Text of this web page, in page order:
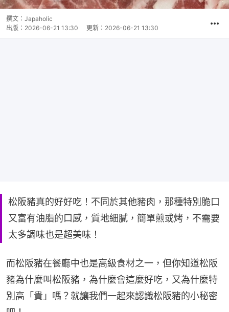
撰文： Japaholic
出版： 2026-06-21 13:30 更新： 2026-06-21 13:30
松阪豬真的好好吃！不同於其他豬肉，那種特別脆口
又富有油脂的口感，質地細膩，簡單煎或烤，不需要
太多調味也是超美味！
而松阪豬在餐廳中也是高級食材之一，但你知道松阪
豬為什麼叫松阪豬，為什麼會這麼好吃，又為什麼特
別高「貴」嗎？就讓我們一起來認識松阪豬的小秘密